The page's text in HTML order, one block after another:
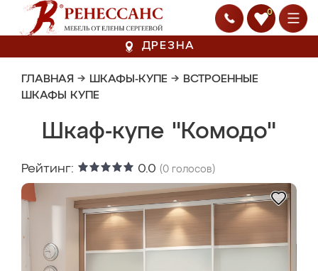
0
ДРЕЗНА
ГЛАВНАЯ → ШКАФЫ-КУПЕ → ВСТРОЕННЫЕ
ШКАФЫ КУПЕ
Шкаф-купе "Комодо"
Рейтинг: 0.0 (0 голосов)